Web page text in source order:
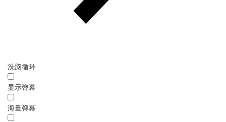
洗脑循环
显示弹幕
海量弹幕